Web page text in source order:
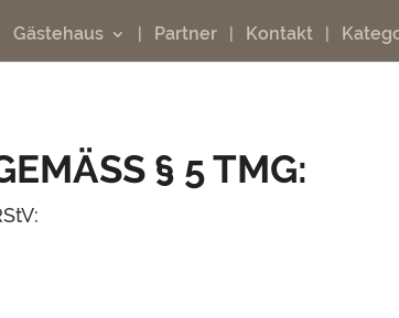
Gästehaus Partner Kontakt
§ 5 TMG: